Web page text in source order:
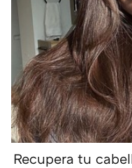
Recupera tu